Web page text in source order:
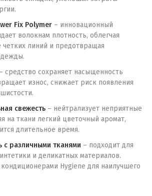
Fix Polymer – инновационный
волокнам плотность, облегчая
линий и предотвращая
– средство сохраняет насыщенность
износ, снижает риск появления
свежесть – нейтрализует неприятные
на ткани легкий цветочный аромат,
длительное время.
с различными тканями – подходит для
и деликатных материалов.
Hygiene для наилучшего